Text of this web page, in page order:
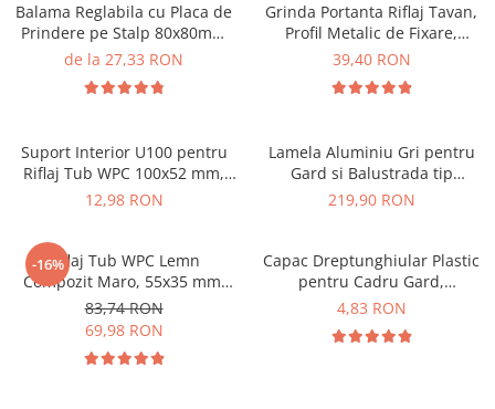
Balama Reglabila cu Placa de
Prindere pe Stalp 80x80mm
Surub 16 mm
de la 27,33 RON
Grinda Portanta Riflaj Tavan,
Profil Metalic de Fixare,
Lungime 3m
39,40 RON
Suport Interior U100 pentru
Riflaj Tub WPC 100x52 mm,
Culoare Gri - VIVODECOR
12,98 RON
Lamela Aluminiu Gri pentru
Gard si Balustrada tip
scandura 140x20.6 mm
219,90 RON
-16%Riflaj Tub WPC Lemn
Compozit Maro, 55x35 mm,
Profil Rectangular Ramforsat,
Lungime 2.9 m
83,74 RON
69,98 RON
Capac Dreptunghiular Plastic
pentru Cadru Gard,
Dimensiune: 30X60 mm
4,83 RON